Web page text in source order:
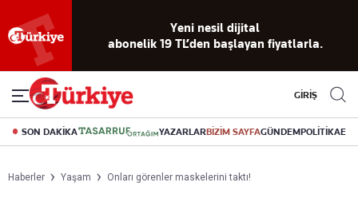
Yeni nesil dijital
abonelik 19 TL’den başlayan fiyatlarla.
GİRİŞ
SON DAKİKA YAZARLARBİZİM SAYFAGÜNDEMPOLİTİKA
Haberler Yaşam Onları görenler maskelerini taktı!